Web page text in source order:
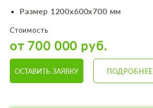
Размер 1200х600х700 мм
Стоимость
от 700 000 руб.
ОСТАВИТЬ ЗАЯВКУ ПОДРОБНЕЕ